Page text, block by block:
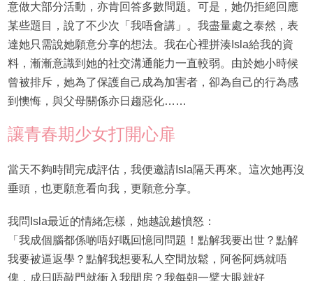
意做大部分活動，亦肯回答多數問題。可是，她仍拒絕回應
某些題目，說了不少次「我唔會講」。我盡量處之泰然，表
達她只需說她願意分享的想法。我在心裡拼湊Isla給我的資
料，漸漸意識到她的社交溝通能力一直較弱。由於她小時候
曾被排斥，她為了保護自己成為加害者，卻為自己的行為感
到懊悔，與父母關係亦日趨惡化……
讓青春期少女打開心扉
當天不夠時間完成評估，我便邀請Isla隔天再來。這次她再沒
垂頭，也更願意看向我，更願意分享。
我問Isla最近的情緒怎樣，她越說越憤怒：
「我成個腦都係啲唔好嘅回憶同問題！點解我要出世？點解
我要被逼返學？點解我想要私人空間放鬆，阿爸阿媽就唔
俾，成日唔敲門就衝入我間房？我每朝一擘大眼就好